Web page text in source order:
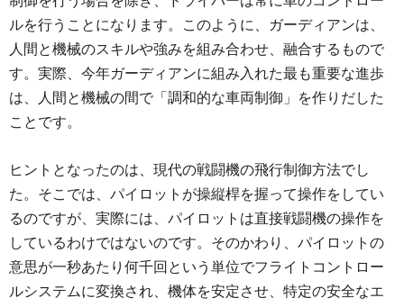
ルを行うことになります。このように、ガーディアンは、
人間と機械のスキルや強みを組み合わせ、融合するもので
す。実際、今年ガーディアンに組み入れた最も重要な進歩
は、人間と機械の間で「調和的な車両制御」を作りだした
ことです。
ヒントとなったのは、現代の戦闘機の飛行制御方法でし
た。そこでは、パイロットが操縦桿を握って操作をしてい
るのですが、実際には、パイロットは直接戦闘機の操作を
しているわけではないのです。そのかわり、パイロットの
意思が一秒あたり何千回という単位でフライトコントロー
ルシステムに変換され、機体を安定させ、特定の安全なエ